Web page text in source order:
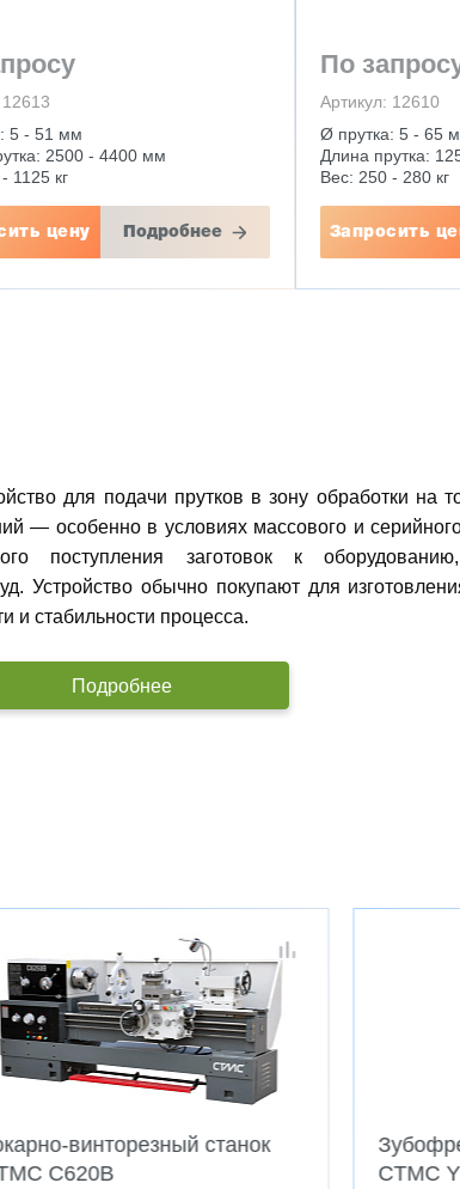
5 - 51 мм
2500 - 4400 мм
1125 кг
цену Подробнее
По
Артикул: 12610
Ø прутка: 5 - 65
Длина прутка:
Вес: 250 - 280 кг
Запросить
для подачи прутков в зону обработки на
— особенно в условиях массового и
поступления заготовок к
Устройство обычно покупают для
и стабильности процесса.
Подробнее
винторезный станок
C620B
CTMC